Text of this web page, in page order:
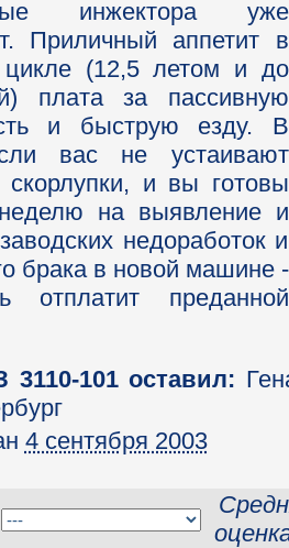
инжектора уже
Приличный аппетит в
цикле (12,5 летом и до
плата за пассивную
и быструю езду. В
вас не устаивают
скорлупки, и вы готовы
на выявление и
недоработок и
брака в новой машине -
отплатит преданной
101 оставил:
4 сентября 2003